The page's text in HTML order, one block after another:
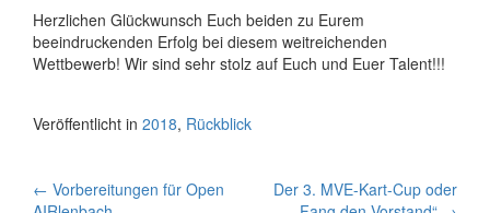
Herzlichen Glückwunsch Euch beiden zu Eurem
beeindruckenden Erfolg bei diesem weitreichenden
Wettbewerb! Wir sind sehr stolz auf Euch und Euer Talent!!!
Veröffentlicht in 2018, Rückblick
Artikel-
← Vorbereitungen für Open
Der 3. MVE-Kart-Cup oder